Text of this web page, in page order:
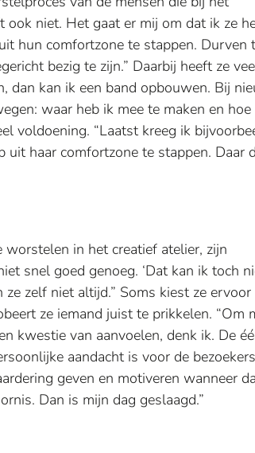
niet. Het gaat er mij om dat ik ze
hun comfortzone te stappen. Durven
bezig te zijn.” Daarbij heeft ze
dan kan ik een band opbouwen. Bij
waar heb ik mee te maken en hoe
voldoening. “Laatst kreeg ik
uit haar comfortzone te stappen. Daar
in het creatief atelier, zijn
snel goed genoeg. ‘Dat kan ik toch
zelf niet altijd.” Soms kiest ze ervoor
ze iemand juist te prikkelen. “Om
kwestie van aanvoelen, denk ik. De
aandacht is voor de
geven en motiveren wanneer
Dan is mijn dag geslaagd.”